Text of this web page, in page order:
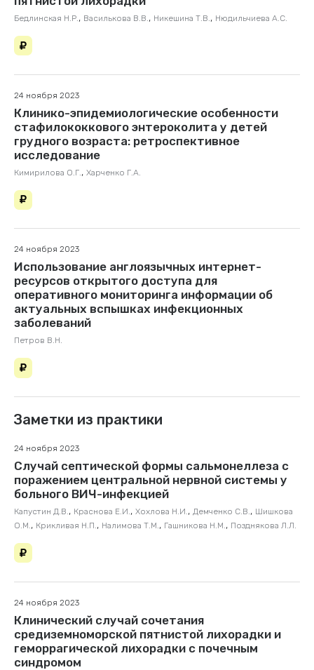
Бедлинская Н.Р., Василькова В.В., Никешина Т.В., Нюдильчиева А.С.
24 ноября 2023
Клинико-эпидемиологические особенности
стафилококкового энтероколита у детей
грудного возраста: ретроспективное
исследование
Кимирилова О.Г. , Харченко Г.А.
24 ноября 2023
Использование англоязычных интернет-
ресурсов открытого доступа для
оперативного мониторинга информации об
актуальных вспышках инфекционных
заболеваний
Петров В.Н.
Заметки из практики
24 ноября 2023
Случай септической формы сальмонеллеза с
поражением центральной нервной системы у
больного ВИЧ-инфекцией
Капустин Д.В., Краснова Е.И., Хохлова Н.И., Демченко С.В., Шишкова
О.М., Крикливая Н.П., Налимова Т.М., Гашникова Н.М., Позднякова Л.Л.
24 ноября 2023
Клинический случай сочетания
средиземноморской пятнистой лихорадки и
геморрагической лихорадки с почечным
синдромом